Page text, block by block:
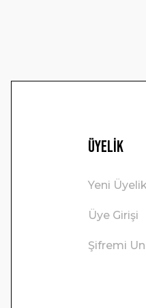
Üyelik
Yeni Üyelik
Üye Girişi
Şifremi